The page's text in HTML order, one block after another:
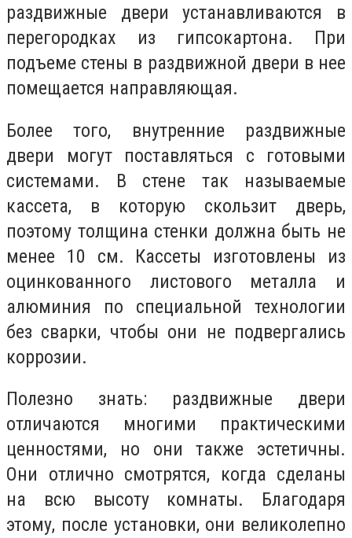
раздвижные двери устанавливаются в
перегородках из гипсокартона. При
подъеме стены в раздвижной двери в нее
помещается направляющая.
Более того, внутренние раздвижные
двери могут поставляться с готовыми
системами. В стене так называемые
кассета, в которую скользит дверь,
поэтому толщина стенки должна быть не
менее 10 см. Кассеты изготовлены из
оцинкованного листового металла и
алюминия по специальной технологии
без сварки, чтобы они не подвергались
коррозии.
Полезно знать: раздвижные двери
отличаются многими практическими
ценностями, но они также эстетичны.
Они отлично смотрятся, когда сделаны
на всю высоту комнаты. Благодаря
этому, после установки, они великолепно